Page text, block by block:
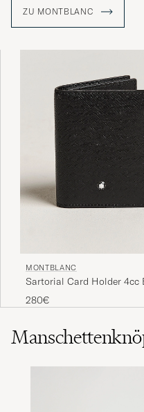
Schreibens von Hand
ZU MONTBLANC
MONTBLANC
Sartorial Card Holder 4cc
280€